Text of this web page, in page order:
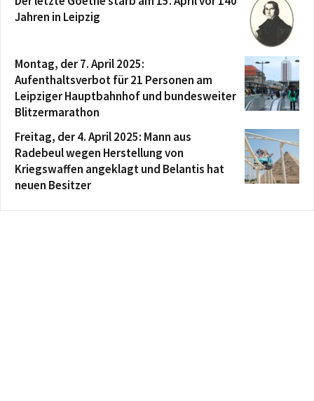
Jahren in Leipzig
Montag, der 7. April 2025:
Aufenthaltsverbot für 21 Personen am
Leipziger Hauptbahnhof und bundesweiter
Blitzermarathon
Freitag, der 4. April 2025: Mann aus
Radebeul wegen Herstellung von
Kriegswaffen angeklagt und Belantis hat
neuen Besitzer